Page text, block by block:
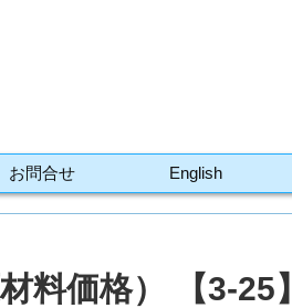
お問合せ English
料価格） 【3-25】